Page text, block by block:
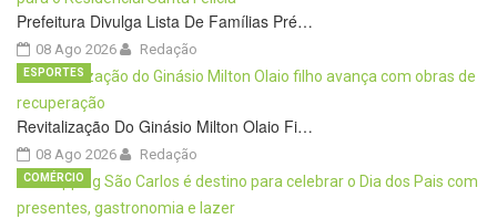
Prefeitura Divulga Lista De Famílias Pré…
08 Ago 2026 Redação
Revitalização Do Ginásio Milton Olaio Fi…
08 Ago 2026
ESPORTES
Redação
COMÉRCIO